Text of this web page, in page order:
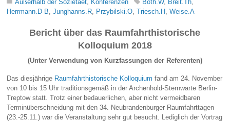
Außerhalb der Sozietaet, Konferenzen Both.W, Breit.Th,
Herrmann.D-B,Junghanns.R, Przybilski.O,Triesch.H ,Weise.A
Bericht über das Raumfahrthistorische
Kolloquium 2018
(Unter Verwendung von Kurzfassungen der Referenten)
Das diesjährige Raumfahrthistorische Kolloquium fand am 24. November
von 10 bis 15 Uhr traditionsgemäß in der Archenhold-Sternwarte Berlin-
Treptow statt. Trotz einer bedauerlichen, aber nicht vermeidbaren
Terminüberschneidung mit den 34. Neubrandenburger Raumfahrttagen
(23.-25.11.) war die Veranstaltung sehr gut besucht. Lediglich der Vortrag